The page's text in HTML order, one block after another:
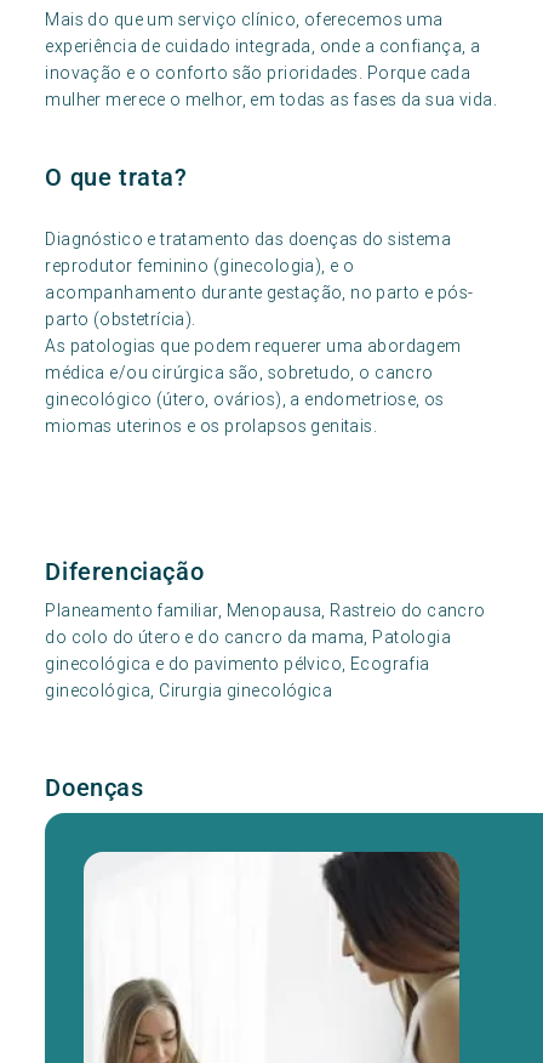
Mais do que um serviço clínico, oferecemos uma
experiência de cuidado integrada, onde a confiança, a
inovação e o conforto são prioridades. Porque cada
mulher merece o melhor, em todas as fases da sua vida.
O que trata?
Diagnóstico e tratamento das doenças do sistema
reprodutor feminino (ginecologia), e o
acompanhamento durante gestação, no parto e pós-
parto (obstetrícia).
As patologias que podem requerer uma abordagem
médica e/ou cirúrgica são, sobretudo, o cancro
ginecológico (útero, ovários), a endometriose, os
miomas uterinos e os prolapsos genitais.
Diferenciação
Planeamento familiar, Menopausa, Rastreio do cancro
do colo do útero e do cancro da mama, Patologia
ginecológica e do pavimento pélvico, Ecografia
ginecológica, Cirurgia ginecológica
Doenças